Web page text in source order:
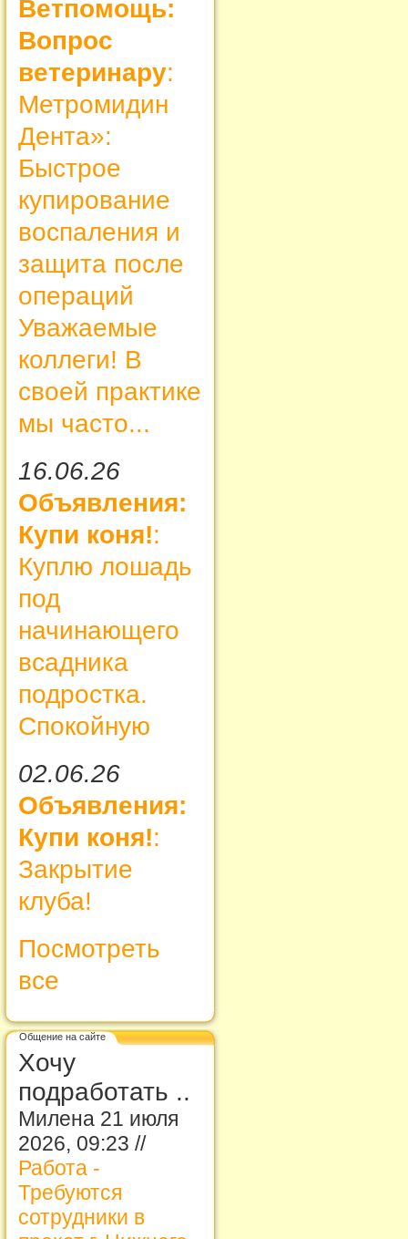
Ветпомощь:
Вопрос
ветеринару:
Метромидин
Дента»:
Быстрое
купирование
воспаления и
защита после
операций
Уважаемые
коллеги! В
своей практике
мы часто...
16.06.26
Объявления:
Купи коня!:
Куплю лошадь
под
начинающего
всадника
подростка.
Спокойную
02.06.26
Объявления:
Купи коня!:
Закрытие
клуба!
Посмотреть
все
Общение на сайте
Хочу
подработать ..
Милена 21 июля
2026, 09:23 //
Работа -
Требуются
сотрудники в